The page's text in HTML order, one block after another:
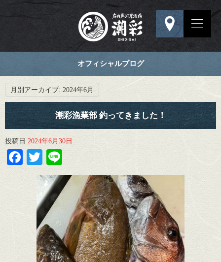
オフィシャルブログ
月別アーカイブ: 2024年6月
潮彩漁業部 釣ってきました！
投稿日 2024年6月30日
Facebook
Twitter